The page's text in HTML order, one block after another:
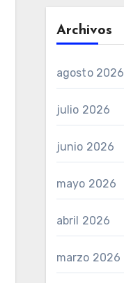
Archivos
agosto 2026
julio 2026
junio 2026
mayo 2026
abril 2026
marzo 2026